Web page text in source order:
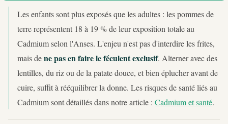
Les enfants sont plus exposés que les adultes : les pommes de
terre représentent 18 à 19 % de leur exposition totale au
Cadmium selon l'Anses. L'enjeu n'est pas d'interdire les frites,
mais dene pas en faire le féculent exclusif. Alterner avec des
lentilles, du riz ou de la patate douce, et bien éplucher avant de
cuire, suffit à rééquilibrer la donne. Les risques de santé liés au
Cadmium sont détaillés dans notre article : Cadmium et santé.